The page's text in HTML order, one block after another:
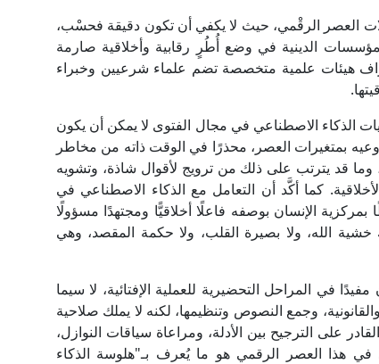
العصر الرقْمي، حيث لا يكفي أن تكون دقيقة فحسْب،
الدينية في وضع أُطُرٍ رقابية وأخلاقية صارمة
هيئات علمية متخصصة تضم علماء شرعيين وخبراء
الذكاء الاصطناعي في مجال الفتوى لا يمكن أن يكون
وعيه بمتغيرات العصر، محذرًا في الوقت ذاته من مخاطر
وما قد يترتب على ذلك من ترويج لأقوال شاذة، وتشويه
كما أكَّد أن التعامل مع الذكاء الاصطناعي في
الإنسان بوصفه فاعلًا أخلاقيًّا ومجتهدًا مسؤولًا
خشية الله، ولا بصيرة القلب، ولا حكمة المقصد، وهي
في المراحل التحضيرية للعملية الإفتائية، لا سيما
وجمع النصوص وتنظيمها، لكنه لا يملك صلاحية
على الترجيح بين الأدلة، ومراعاة سياقات النوازل،
في هذا العصر الرقمي هو ما يُعرف بـ"هلوسة الذكاء